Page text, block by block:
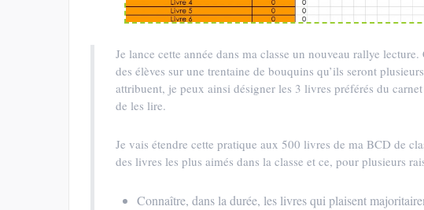
Je lance cette année dans ma classe un nouveau rallye
des élèves sur une trentaine de bouquins qu’ils seront
attribuent, je peux ainsi désigner les 3 livres préférés du
de les lire.
Je vais étendre cette pratique aux 500 livres de ma BCD de
des livres les plus aimés dans la classe et ce, pour plusieurs
Connaître, dans la durée, les livres qui plaisent